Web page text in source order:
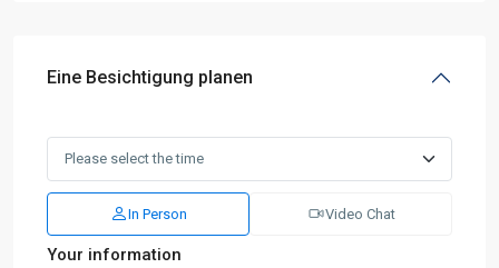
Eine Besichtigung planen
In Person Video Chat
Your information